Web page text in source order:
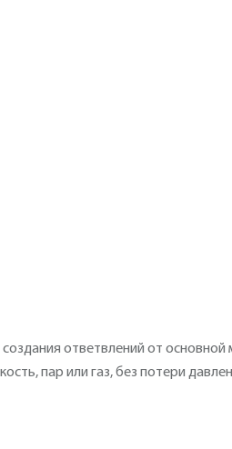
ответвлений от основной
пар или газ, без потери